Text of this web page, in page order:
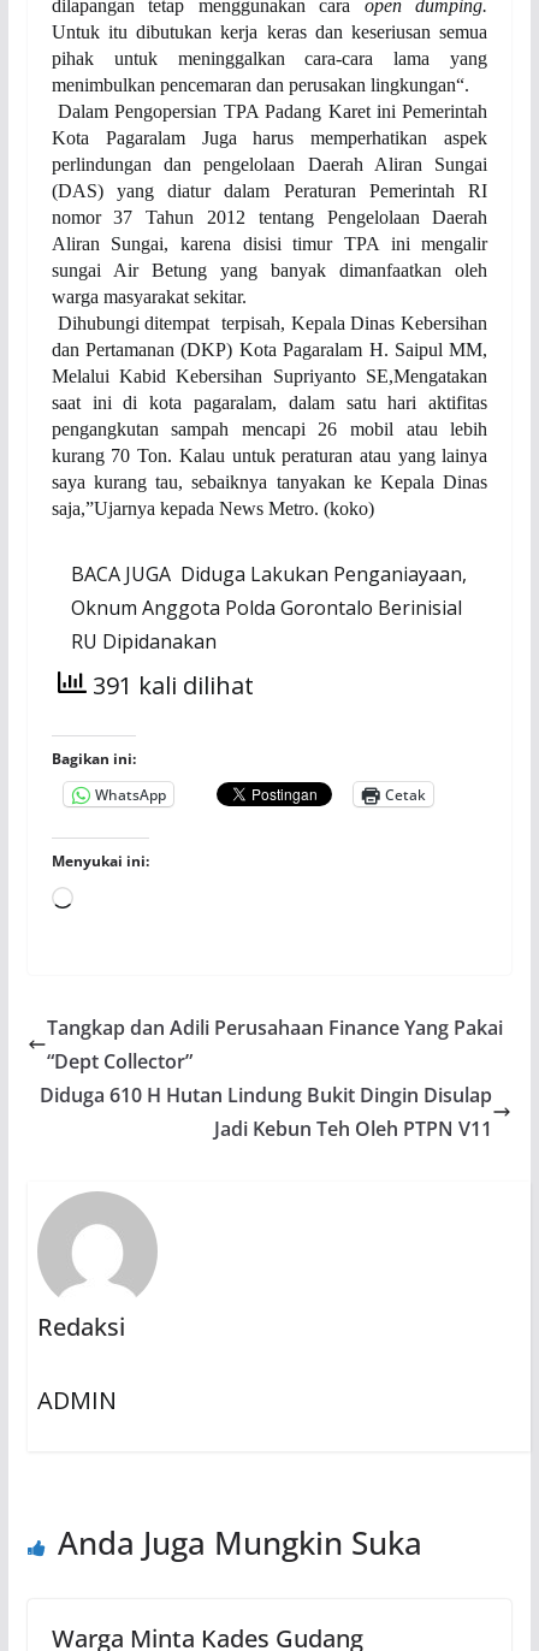
dilapangan tetap menggunakan cara open dumping.
Untuk itudibutukan kerja keras dan keseriusan semua
pihak untuk meninggalkan cara-cara lama yang
menimbulkan pencemaran dan perusakan lingkungan“.
Dalam Pengopersian TPA Padang Karet ini Pemerintah
Kota Pagaralam Juga harus memperhatikan aspek
perlindungan dan pengelolaan Daerah Aliran Sungai
(DAS)yang diatur dalam Peraturan Pemerintah RI
nomor 37 Tahun 2012 tentang Pengelolaan Daerah
Aliran Sungai, karena disisi timur TPA ini mengalir
sungai Air Betung yang banyak dimanfaatkan oleh
warga masyarakat sekitar.
Dihubungi ditempat terpisah, Kepala Dinas Kebersihan
dan Pertamanan (DKP) Kota Pagaralam H. Saipul MM,
Melalui Kabid Kebersihan Supriyanto SE,Mengatakan
saat ini di kota pagaralam, dalam satu hari aktifitas
pengangkutan sampah mencapi 26 mobil ataulebih
kurang 70 Ton. Kalau untuk peraturan atau yang lainya
saya kurang tau, sebaiknya tanyakan ke Kepala Dinas
saja,”Ujarnyakepada News Metro. (koko)
BACA JUGA Diduga Lakukan Penganiayaan,
Oknum Anggota Polda Gorontalo Berinisial
RU Dipidanakan
391 kali dilihat
Bagikan ini:
WhatsApp
Cetak
Menyukai ini:
Memuat...
Tangkap dan Adili Perusahaan Finance Yang Pakai
“Dept Collector”
Diduga 610 H Hutan Lindung Bukit Dingin Disulap
Jadi Kebun Teh Oleh PTPN V11
Redaksi
ADMIN
Anda Juga Mungkin Suka
Warga Minta Kades Gudang